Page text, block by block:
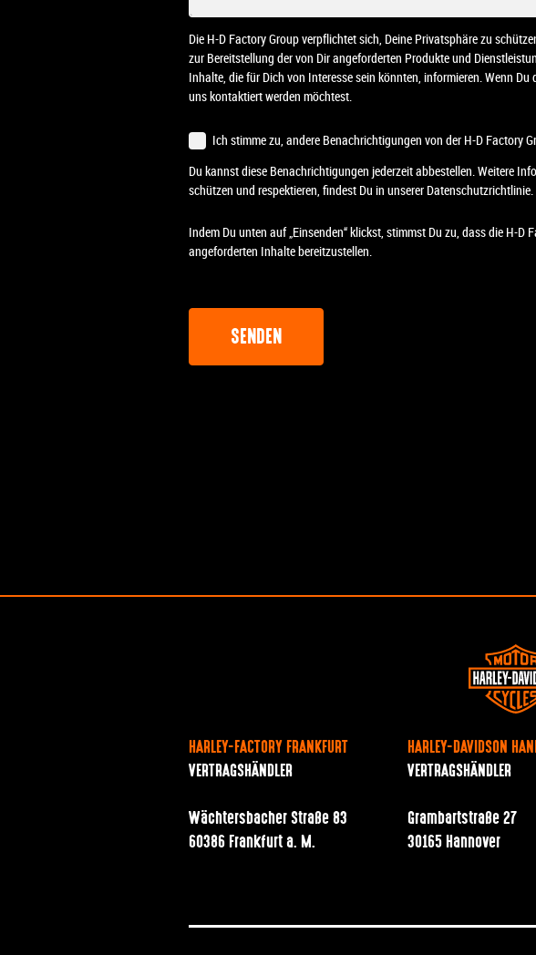
Die H-D Factory Group verpflichtet sich, Deine Privatsphäre zu
zur Bereitstellung der von Dir angeforderten Produkte und
Inhalte, die für Dich von Interesse sein könnten, informieren. Wenn
uns kontaktiert werden möchtest.
Ich stimme zu, andere Benachrichtigungen von der H-D Factory
Du kannst diese Benachrichtigungen jederzeit abbestellen. Weitere
schützen und respektieren, findest Du in unserer Datenschutzrichtlinie.
Indem Du unten auf „Einsenden“ klickst, stimmst Du zu, dass die H-
angeforderten Inhalte bereitzustellen.
HARLEY-FACTORY FRANKFURT
VERTRAGSHÄNDLER
Wächtersbacher Straße 83
60386 Frankfurt a. M.
HARLEY-DAVIDSON
VERTRAGSHÄNDLER
Grambartstraße 27
30165 Hannover